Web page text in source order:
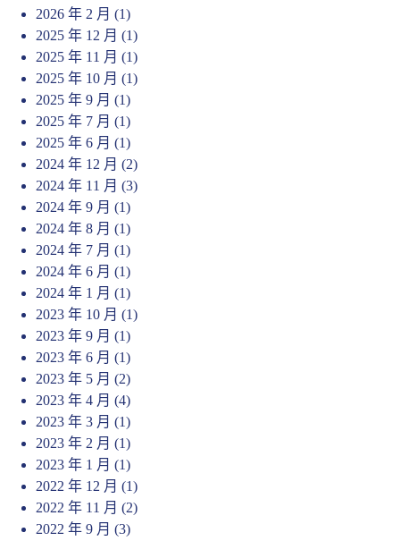
2026 年 2 月 (1)
2025 年 12 月 (1)
2025 年 11 月 (1)
2025 年 10 月 (1)
2025 年 9 月 (1)
2025 年 7 月 (1)
2025 年 6 月 (1)
2024 年 12 月 (2)
2024 年 11 月 (3)
2024 年 9 月 (1)
2024 年 8 月 (1)
2024 年 7 月 (1)
2024 年 6 月 (1)
2024 年 1 月 (1)
2023 年 10 月 (1)
2023 年 9 月 (1)
2023 年 6 月 (1)
2023 年 5 月 (2)
2023 年 4 月 (4)
2023 年 3 月 (1)
2023 年 2 月 (1)
2023 年 1 月 (1)
2022 年 12 月 (1)
2022 年 11 月 (2)
2022 年 9 月 (3)